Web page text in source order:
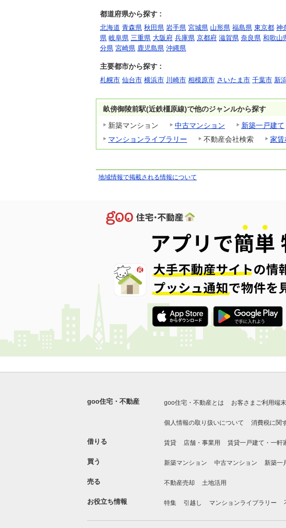
都道府県から探す :
北海道 青森県 秋田県 岩手県 宮城県 山形県 福島県 東京都 神
県 岐阜県 三重県 大阪府 兵庫県 京都府 滋賀県 奈良県 和歌山
分県 宮崎県 鹿児島県 沖縄県
主要都市から探す :
札幌市 仙台市 横浜市 川崎市 相模原市 さいたま市 千葉市 新
畝傍御陵前駅(近鉄橿原線)で他のジャンルから探す
新築マンション
中古マンション 新築一戸建て
マンションライブラリー
不動産会社検索 家賃
地域情報で掲載される情報について
goo住宅・不動産 goo住宅・不動産とは お客さまご利用端
個人情報の取り扱いについて 消費税に関
借りる 賃貸 店舗・事業用 賃貸一戸建て・一軒
買う 新築マンション 中古マンション 新築一
売る 不動産売却 土地活用
お役立ち情報 特集 引越し マンションライブラリー